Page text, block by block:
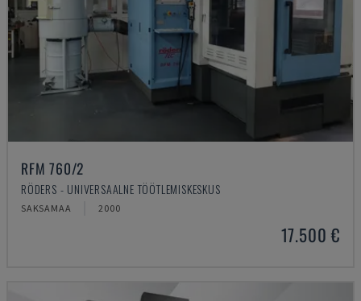
RFM 760/2
RÖDERS - UNIVERSAALNE TÖÖTLEMISKESKUS
SAKSAMAA 2000
17.500 €